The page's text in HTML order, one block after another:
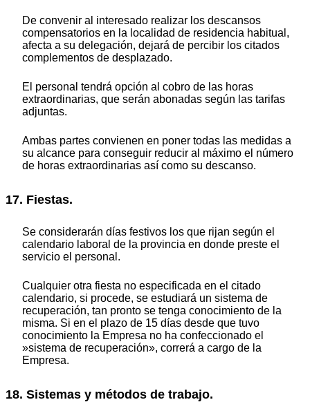
De convenir al interesado realizar los descansos
compensatorios en la localidad de residencia habitual,
afecta a su delegación, dejará de percibir los citados
complementos de desplazado.
El personal tendrá opción al cobro de las horas
extraordinarias, que serán abonadas según las tarifas
adjuntas.
Ambas partes convienen en poner todas las medidas a
su alcance para conseguir reducir al máximo el número
de horas extraordinarias así como su descanso.
17. Fiestas.
Se considerarán días festivos los que rijan según el
calendario laboral de la provincia en donde preste el
servicio el personal.
Cualquier otra fiesta no especificada en el citado
calendario, si procede, se estudiará un sistema de
recuperación, tan pronto se tenga conocimiento de la
misma. Si en el plazo de 15 días desde que tuvo
conocimiento la Empresa no ha confeccionado el
»sistema de recuperación», correrá a cargo de la
Empresa.
18. Sistemas y métodos de trabajo.